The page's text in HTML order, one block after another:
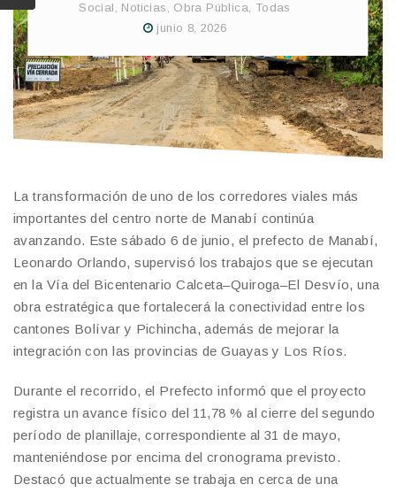
Social , Noticias , Obra Pública, Todas
junio 8, 2026
La transformación de uno de los corredores viales más
importantes del centro norte de Manabí continúa
avanzando. Este sábado 6 de junio, el prefecto de Manabí,
Leonardo Orlando, supervisó los trabajos que se ejecutan
en la Vía del Bicentenario Calceta–Quiroga–El Desvío, una
obra estratégica que fortalecerá la conectividad entre los
cantones Bolívar y Pichincha, además de mejorar la
integración con las provincias de Guayas y Los Ríos.
Durante el recorrido, el Prefecto informó que el proyecto
registra un avance físico del 11,78 % al cierre del segundo
período de planillaje, correspondiente al 31 de mayo,
manteniéndose por encima del cronograma previsto.
Destacó que actualmente se trabaja en cerca de una